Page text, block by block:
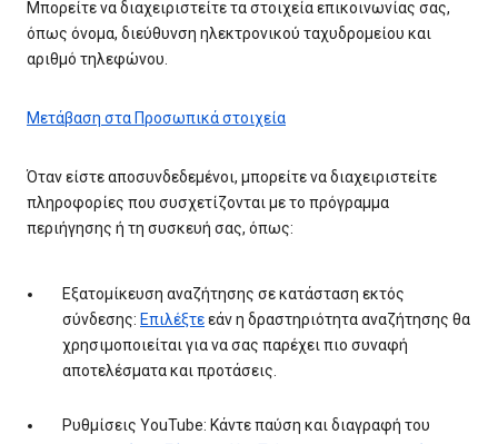
Μπορείτε να διαχειριστείτε τα στοιχεία επικοινωνίας σας,
όπως όνομα, διεύθυνση ηλεκτρονικού ταχυδρομείου και
αριθμό τηλεφώνου.
Μετάβαση στα Προσωπικά στοιχεία
Όταν είστε αποσυνδεδεμένοι, μπορείτε να διαχειριστείτε
πληροφορίες που συσχετίζονται με το πρόγραμμα
περιήγησης ή τη συσκευή σας, όπως:
Εξατομίκευση αναζήτησης σε κατάσταση εκτός
σύνδεσης: Επιλέξτεεάν η δραστηριότητα αναζήτησης θα
χρησιμοποιείται για να σας παρέχει πιο συναφή
αποτελέσματα και προτάσεις.
Ρυθμίσεις YouTube: Κάντε παύση και διαγραφή του